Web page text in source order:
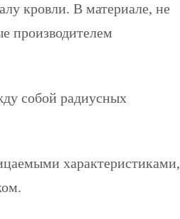
кровли. В материале, не
производителем
собой радиусных
характеристиками,